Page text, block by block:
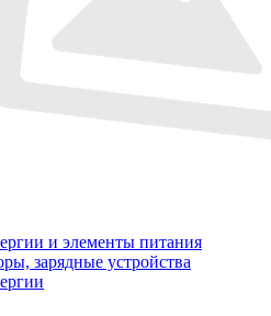
и элементы питания
зарядные устройства